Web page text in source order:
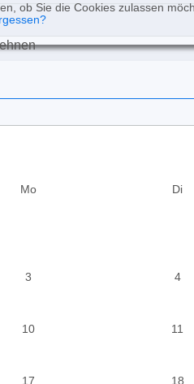
Mo Di
3 4
10 11
17 18
ob Sie die Cookies zulassen